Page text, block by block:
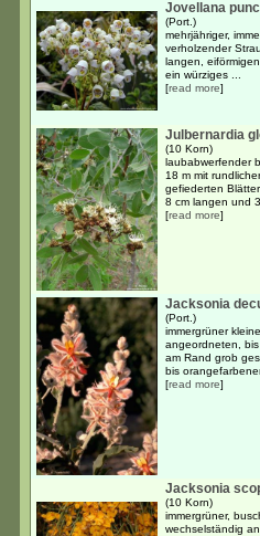
Jovellana
(Port.)
mehrjähriger,
verholzender
langen,
ein würziges ...
[read more]
Julbernardia
(10 Korn)
laubabwerfender
18 m mit
gefiederten
8 cm langen und
[read more]
Jacksonia
(Port.)
immergrüner
angeordneten,
am Rand grob
bis
[read more]
Jacksonia
(10 Korn)
immergrüner,
wechselständig